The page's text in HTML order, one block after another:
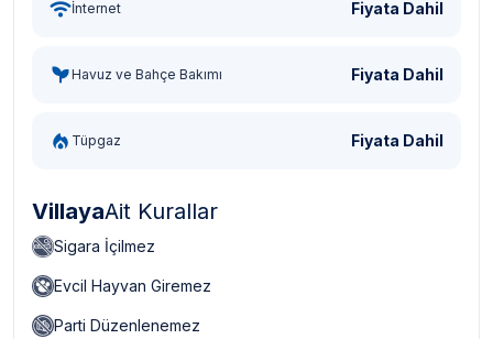
İnternet Fiyata Dahil
Havuz ve Bahçe Bakımı Fiyata Dahil
Tüpgaz Fiyata Dahil
VillayaAit Kurallar
Sigara İçilmez
Evcil Hayvan Giremez
Parti Düzenlenemez